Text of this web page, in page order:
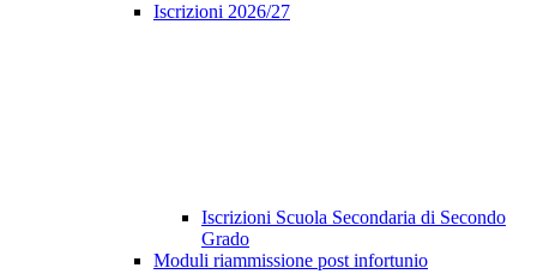
Iscrizioni 2026/27
Iscrizioni Scuola Secondaria di Secondo
Grado
Moduli riammissione post infortunio